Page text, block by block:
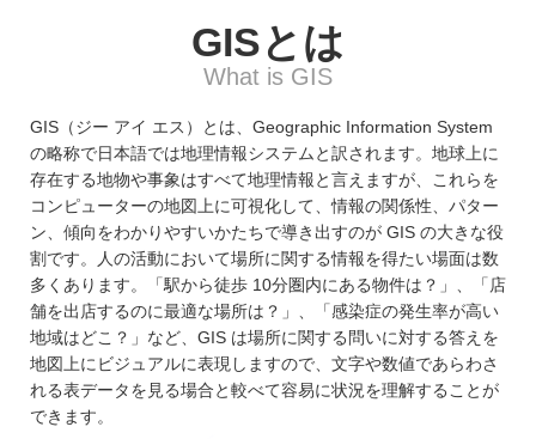
ン
ス・
位
置
情
報
活
SCM、
リ
ス
ク
対
策、
ジ
オ・
IoT
等
の
地
GISとは
What is GIS
GIS（ジー アイ エス）とは、Geographic Information System
の略称で日本語では地理情報システムと訳されます。地球上に
存在する地物や事象はすべて地理情報と言えますが、これらを
コンピューターの地図上に可視化して、情報の関係性、パター
ン、傾向をわかりやすいかたちで導き出すのが GIS の大きな役
割です。人の活動において場所に関する情報を得たい場面は数
多くあります。「駅から徒歩 10分圏内にある物件は？」、「店
舗を出店するのに最適な場所は？」、「感染症の発生率が高い
地域はどこ？」など、GIS は場所に関する問いに対する答えを
地図上にビジュアルに表現しますので、文字や数値であらわさ
れる表データを見る場合と較べて容易に状況を理解することが
できます。